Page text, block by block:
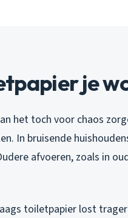
je
het toch voor chaos
In bruisende
afvoeren, zoals in
toiletpapier lost